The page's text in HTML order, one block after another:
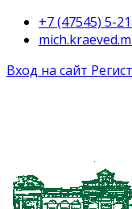
+7 (47545) 5-
Вход на сайт